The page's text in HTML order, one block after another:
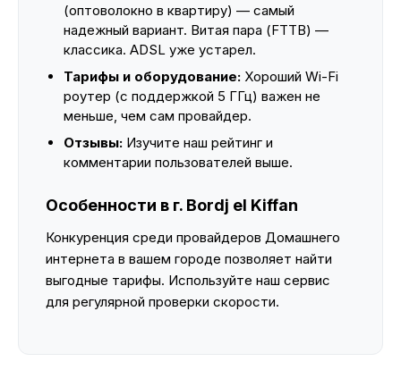
(оптоволокно в квартиру) — самый
надежный вариант. Витая пара (FTTB) —
классика. ADSL уже устарел.
Тарифы и оборудование: Хороший Wi-Fi
роутер (с поддержкой 5 ГГц) важен не
меньше, чем сам провайдер.
Отзывы: Изучите наш рейтинг и
комментарии пользователей выше.
Особенности в г. Bordj el Kiffan
Конкуренция среди провайдеров Домашнего
интернета в вашем городе позволяет найти
выгодные тарифы. Используйте наш сервис
для регулярной проверки скорости.